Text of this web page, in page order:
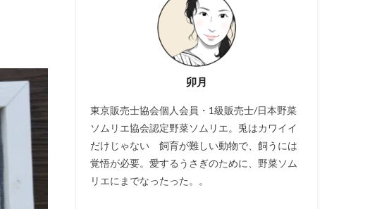
卯月
東京販売士協会個人会員・1級販売士/日本野菜
ソムリエ協会認定野菜ソムリエ。兎はカワイイ
だけじゃない 飼育が難しい動物で、飼うには
覚悟が必要。愛するうさぎのために、野菜ソム
リエにまでなったった。。